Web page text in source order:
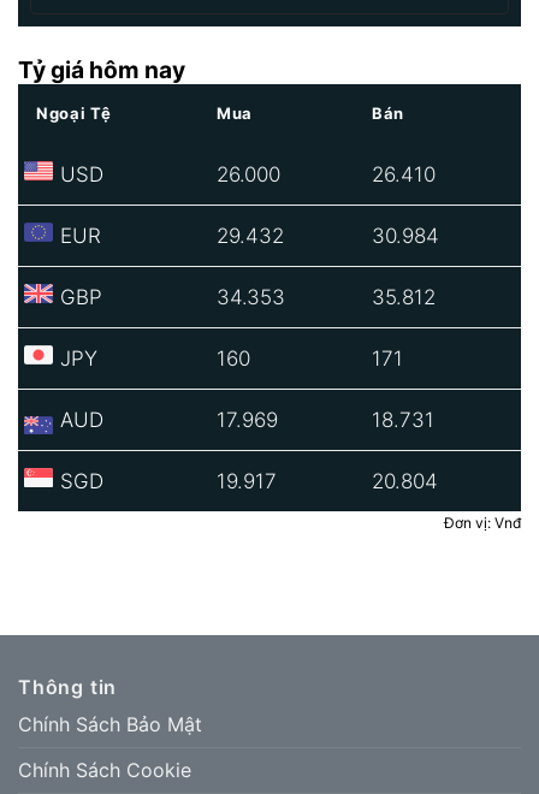
Tỷ giá hôm nay
Ngoại Tệ Mua Bán
USD 26.000 26.410
EUR 29.432 30.984
GBP 34.353 35.812
JPY 160 171
AUD 17.969 18.731
SGD 19.917 20.804
Đơn vị: Vnđ
Thông tin
Chính Sách Bảo Mật
Chính Sách Cookie